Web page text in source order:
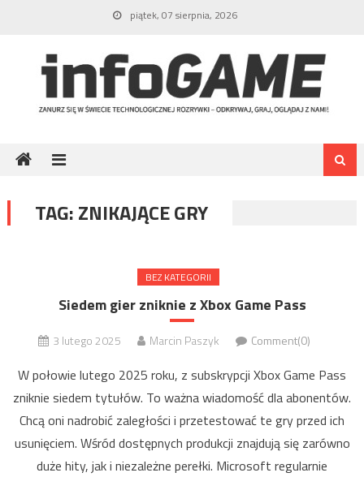
piątek, 07 sierpnia, 2026
TAG:ZNIKAJĄCE GRY
BEZ KATEGORII
Siedem gier zniknie z Xbox Game Pass
3 lutego 2025 Marcin Paszyk Comment(0)
W połowie lutego 2025 roku, z subskrypcji Xbox Game Pass
zniknie siedem tytułów. To ważna wiadomość dla abonentów.
Chcą oni nadrobić zaległości i przetestować te gry przed ich
usunięciem. Wśród dostępnych produkcji znajdują się zarówno
duże hity, jak i niezależne perełki. Microsoft regularnie